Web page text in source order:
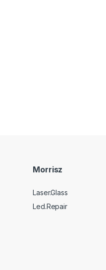
Morrisz
Laser.Glass
Led.Repair